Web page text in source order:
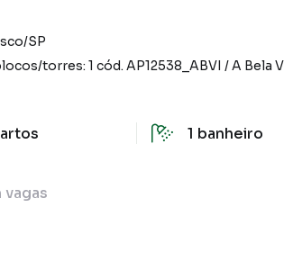
/SP
torres: 1 cód. AP12538_ABVI /A Bela
1 banheiro
vagas